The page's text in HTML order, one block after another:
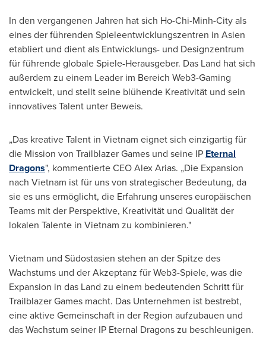
In den vergangenen Jahren hat sich Ho-Chi-Minh-Cityals
eines der führenden Spieleentwicklungszentren in Asien
etabliert und dient als Entwicklungs- und Designzentrum
für führende globale Spiele-Herausgeber. Das Land hat sich
außerdem zu einem Leader im Bereich Web3-Gaming
entwickelt, und stellt seine blühende Kreativität und sein
innovatives Talent unter Beweis.
„Das kreative Talent in Vietnam eignet sich einzigartig für
die Mission von Trailblazer Games und seine IP Eternal
Dragons", kommentierte CEOAlex Arias. „Die Expansion
nach Vietnam ist für uns von strategischer Bedeutung, da
sie es uns ermöglicht, die Erfahrung unseres europäischen
Teams mit der Perspektive, Kreativität und Qualität der
lokalen Talente in Vietnam zu kombinieren."
Vietnam und Südostasien stehen an der Spitze des
Wachstums und der Akzeptanz für Web3-Spiele, was die
Expansion in das Land zu einem bedeutenden Schritt für
Trailblazer Games macht. Das Unternehmen ist bestrebt,
eine aktive Gemeinschaft in der Region aufzubauen und
das Wachstum seiner IP Eternal Dragons zu beschleunigen.